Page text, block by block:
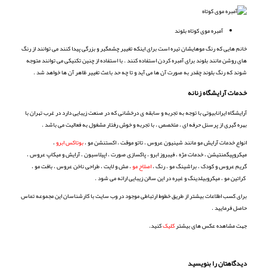
آمبره موی کوتاه بلوند
خانم هایی که رنگ موهایشان تیره است برای اینکه تغییر چشمگیر و بزرگی پیدا کنند می توانند از رنگ
های روشن مانند بلوند برای آمبره کردن استفاده کنند . با استفاده از چنین تکنیکی می توانند متوجه
شوند که رنگ بلوند چقدر به صورت آن ها می آید و تا چه حد باعث تغییر ظاهر آن ها خواهد شد .
خدمات آرایشگاه زنانه
آرایشگاه ایرانابیوتی با توجه به تجربه و سابقه ی درخشانی که در صنعت زیبایی دارد در غرب تهران با
بهره گیری از پرسنل حرفه ای ، متخصص ، با تجربه و خوش رفتار مشغول به فعالیت می باشد .
انواع خدمات آرایش مو مانند شینیون عروس ، تاتو موقت ، اکستنشن مو ،بوتاکس ابرو،
میکروپیگمنتیشن ، خدمات مژه ، فیبروز ابرو ، پاکسازی صورت ، اپیلاسیون ، آرایش و میکاپ عروس ،
گریم عروس و کودک ، براشینگ مو ، رنگ ،اصلاح مو، مش و لایت ، طراحی ناخن عروس ، بافت مو ،
کراتین مو ، میکروبیلدینگ و غیره در این سالن زیبایی ارائه می شود .
برای کسب اطلاعات بیشتر از طریق خطوط ارتباطی موجود در وب سایت با کارشناسان این مجموعه تماس
حاصل فرمایید .
جهت مشاهده عکس های بیشترکلیککنید.
دیدگاهتان را بنویسید